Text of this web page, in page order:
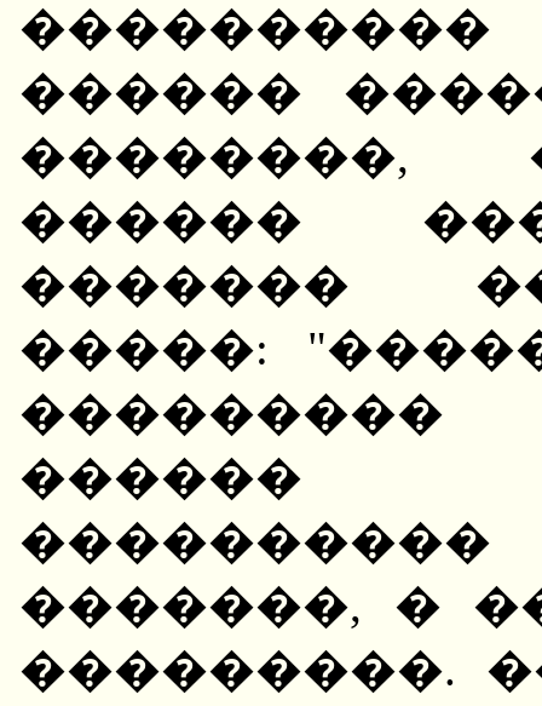
����������
������
��������,
������
�������
�����:
���������
������
�������, �
���������.